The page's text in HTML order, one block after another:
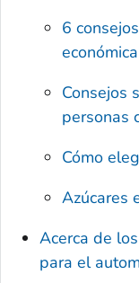
6
económica
Consejos
personas
Cómo
Azúcares
Acerca de
para el